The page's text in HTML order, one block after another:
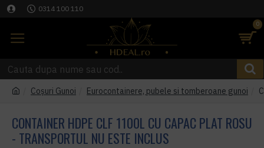
0314 100 110
0
Coşuri Gunoi Eurocontainere, pubele si tomberoane gunoi
CONTAINER HDPE CLF 1100L CU CAPAC PLAT ROSU
- TRANSPORTUL NU ESTE INCLUS